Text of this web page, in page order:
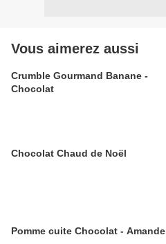
Vous aimerez aussi
Crumble Gourmand Banane -
Chocolat
Chocolat Chaud de Noël
Pomme cuite Chocolat - Amande